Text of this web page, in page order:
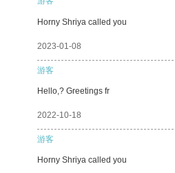
Horny Shriya called you
2023-01-08
游客
Hello,? Greetings fr
2022-10-18
游客
Horny Shriya called you